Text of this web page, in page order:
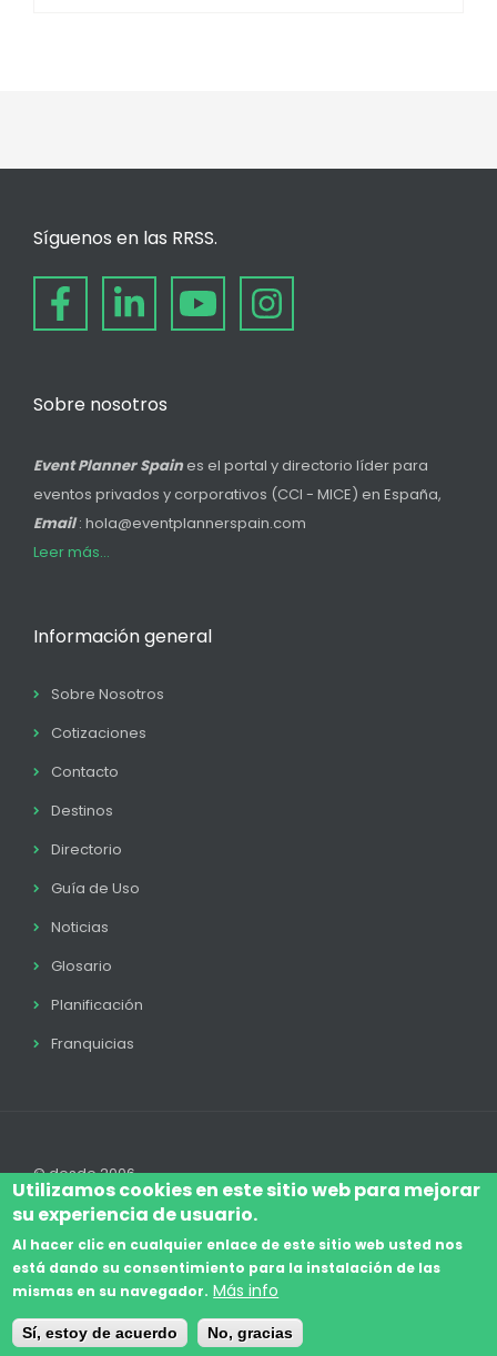
Síguenos en las RRSS.
Sobre nosotros
Event Planner Spain es el portal y directorio líder para
eventos privados y corporativos (CCI - MICE) en España,
Email: hola@eventplannerspain.com
Leer más...
Información general
Sobre Nosotros
Cotizaciones
Contacto
Destinos
Directorio
Guía de Uso
Noticias
Glosario
Planificación
Franquicias
© desde 2006
Footer
menu
Aviso Legal Legal
Utilizamos cookies en este sitio web para mejorar
su experiencia de usuario.
Al hacer clic en cualquier enlace de este sitio web usted nos
está dando su consentimiento para la instalación de las
mismas en su navegador. Más info
Sí, estoy de acuerdo No, gracias